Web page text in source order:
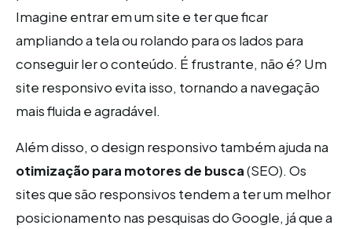
Imagine entrar em um site e ter que ficar
ampliando a tela ou rolando para os lados para
conseguir ler o conteúdo. É frustrante, não é? Um
site responsivo evita isso, tornando a navegação
mais fluida e agradável.
Além disso, o design responsivo também ajuda na
otimização para motores de busca(SEO). Os
sites que são responsivos tendem a ter um melhor
posicionamento nas pesquisas do Google, já que a